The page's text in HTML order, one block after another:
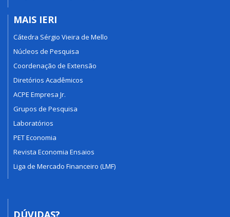
MAIS IERI
Cátedra Sérgio Vieira de Mello
Núcleos de Pesquisa
Coordenação de Extensão
Diretórios Acadêmicos
ACPE Empresa Jr.
Grupos de Pesquisa
Laboratórios
PET Economia
Revista Economia Ensaios
Liga de Mercado Financeiro (LMF)